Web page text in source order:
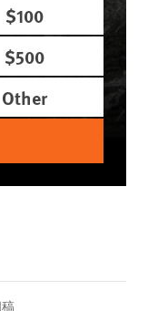
$100
$500
Other